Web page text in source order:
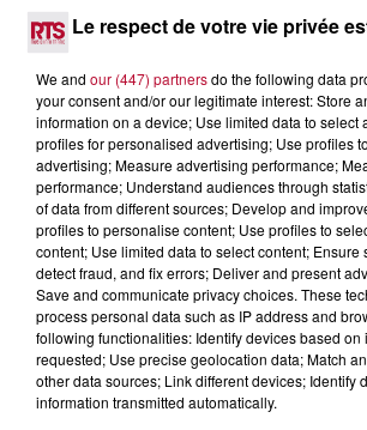
complexes pour observer la vie sous-
masque, un tuba et une paire de palmes...
Le respect de votre vie privée
We and our (447) partnersdo the following data
your consent and/or our legitimate interest: Store
information on a device; Use limited data to select
profiles for personalised advertising; Use profiles
advertising; Measure advertising performance;
performance; Understand audiences through
of data from different sources; Develop and
profiles to personalise content; Use profiles to
content; Use limited data to select content; Ensure
detect fraud, and fix errors; Deliver and present
Save and communicate privacy choices. These
process personal data such as IP address and
following functionalities: Identify devices based on
requested; Use precise geolocation data; Match
other data sources; Link different devices; Identify
information transmitted automatically.